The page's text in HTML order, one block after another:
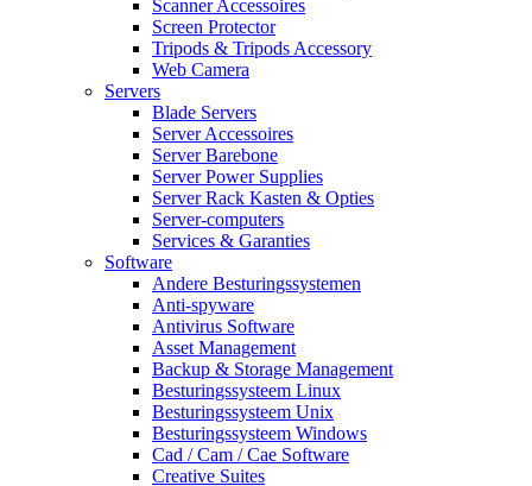
Scanner Accessoires
Screen Protector
Tripods & Tripods Accessory
Web Camera
Servers
Blade Servers
Server Accessoires
Server Barebone
Server Power Supplies
Server Rack Kasten & Opties
Server-computers
Services & Garanties
Software
Andere Besturingssystemen
Anti-spyware
Antivirus Software
Asset Management
Backup & Storage Management
Besturingssysteem Linux
Besturingssysteem Unix
Besturingssysteem Windows
Cad / Cam / Cae Software
Creative Suites